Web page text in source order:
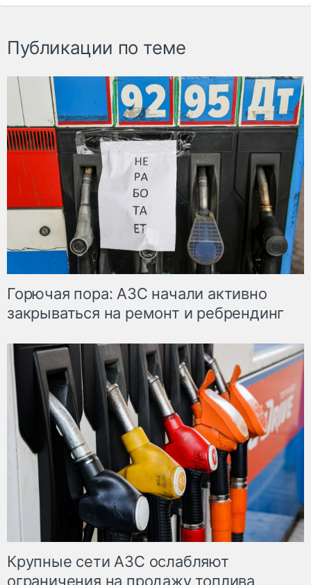
Публикации по теме
Горючая пора: АЗС начали активно
закрываться на ремонт и ребрендинг
Крупные сети АЗС ослабляют
ограничения на продажу топлива